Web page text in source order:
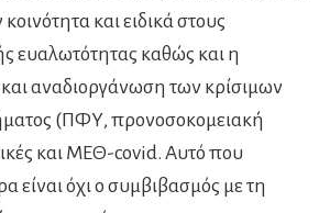
και ειδικά στους
ευαλωτότητας καθώς και η
αναδιοργάνωση των κρίσιμων
(ΠΦΥ, προνοσοκομειακή
και ΜΕΘ-covid. Αυτό που
είναι όχι ο συμβιβασμός με τη